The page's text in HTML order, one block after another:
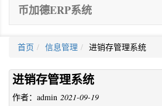
币加德ERP系统
首页 信息管理 进销存管理系统
进销存管理系统
作者：admin 2021-09-19